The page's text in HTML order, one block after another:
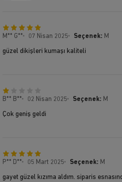
M** G** 07 Nisan 2025 Seçenek: M
güzel dikişleri kumaşı kaliteli
B** B** 02 Nisan 2025 Seçenek: M
Çok geniş geldi
P** D** 05 Mart 2025 Seçenek: M
gayet güzel kızıma aldım. siparis